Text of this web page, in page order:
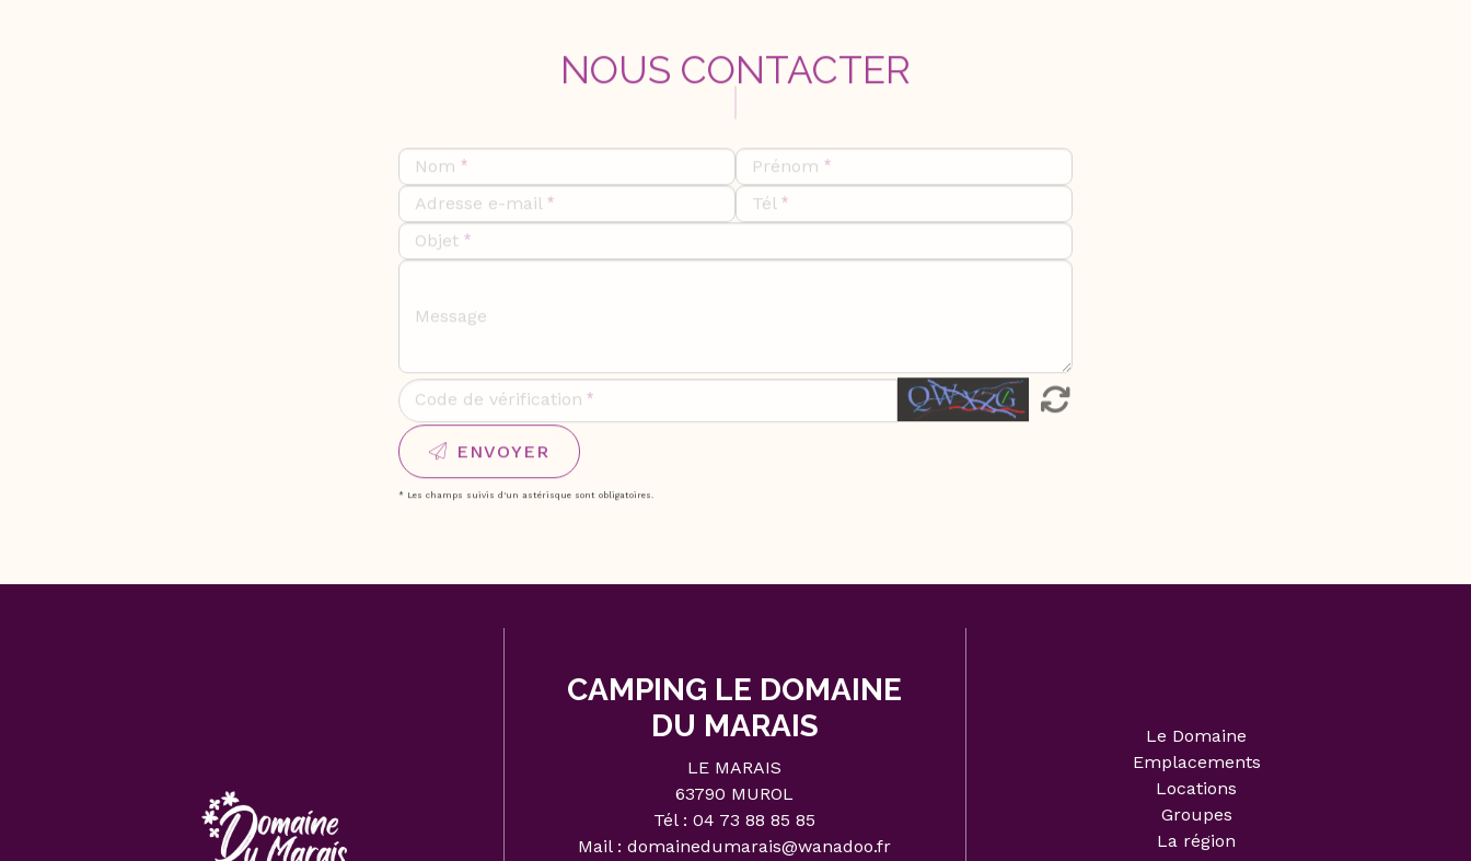
NOUS CONTACTER
Nom
Prénom
Adresse e-mail
Tél
Objet
Message
Code de vérification
ENVOYER
* Les champs suivis d'un astérisque sont obligatoires.
CAMPING LE DOMAINE
DU MARAIS
LE MARAIS
63790 MUROL
Tél :04 73 88 85 85
Mail :domainedumarais@wanadoo.fr
Le Domaine
Emplacements
Locations
Groupes
La région